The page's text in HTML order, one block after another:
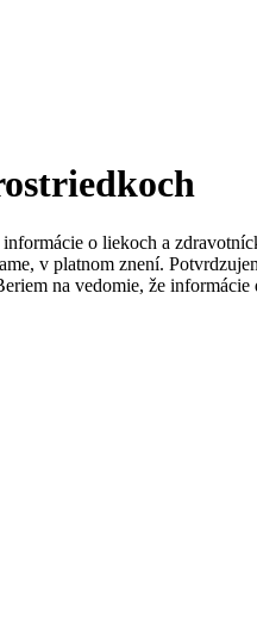
o liekoch a
v platnom znení.
na vedomie, že